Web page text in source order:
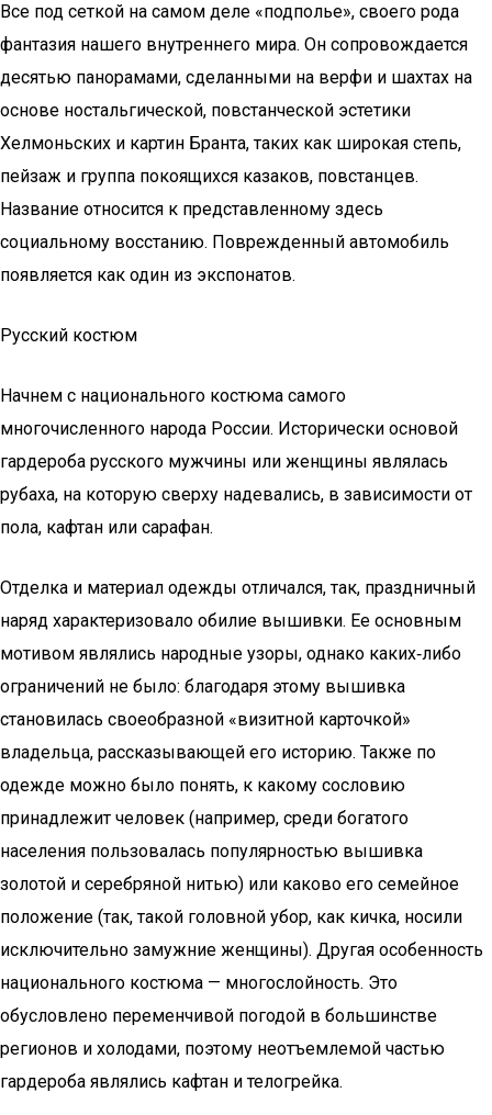
Все под сеткой на самом деле «подполье», своего рода
фантазия нашего внутреннего мира. Он сопровождается
десятью панорамами, сделанными на верфи и шахтах на
основе ностальгической, повстанческой эстетики
Хелмоньских и картин Бранта, таких как широкая степь,
пейзаж и группа покоящихся казаков, повстанцев.
Название относится к представленному здесь
социальному восстанию. Поврежденный автомобиль
появляется как один из экспонатов.
Русский костюм
Начнем с национального костюма самого
многочисленного народа России. Исторически основой
гардероба русского мужчины или женщины являлась
рубаха, на которую сверху надевались, в зависимости от
пола, кафтан или сарафан.
Отделка и материал одежды отличался, так, праздничный
наряд характеризовало обилие вышивки. Ее основным
мотивом являлись народные узоры, однако каких‑либо
ограничений не было: благодаря этому вышивка
становилась своеобразной «визитной карточкой»
владельца, рассказывающей его историю. Также по
одежде можно было понять, к какому сословию
принадлежит человек (например, среди богатого
населения пользовалась популярностью вышивка
золотой и серебряной нитью) или каково его семейное
положение (так, такой головной убор, как кичка, носили
исключительно замужние женщины). Другая особенность
национального костюма — многослойность. Это
обусловлено переменчивой погодой в большинстве
регионов и холодами, поэтому неотъемлемой частью
гардероба являлись кафтан и телогрейка.